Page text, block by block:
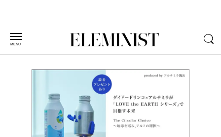
MENU